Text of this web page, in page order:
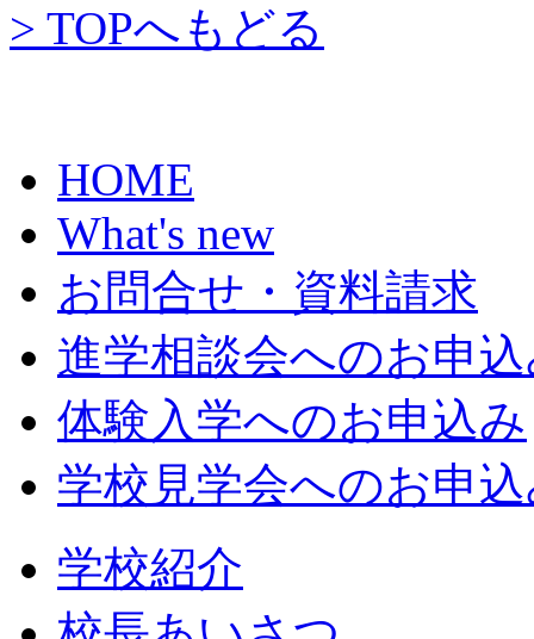
> TOPへもどる
HOME
What's new
お問合せ・資料請求
進学相談会へのお申
体験入学へのお申込み
学校見学会へのお申
学校紹介